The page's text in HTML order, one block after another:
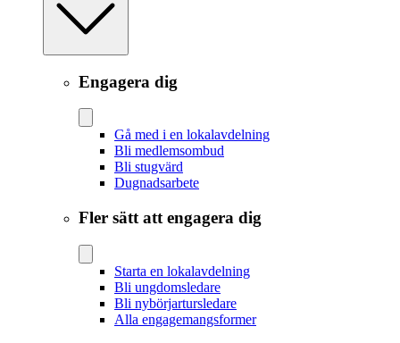
Engagera dig
Gå med i en lokalavdelning
Bli medlemsombud
Bli stugvärd
Dugnadsarbete
Fler sätt att engagera dig
Starta en lokalavdelning
Bli ungdomsledare
Bli nybörjartursledare
Alla engagemangsformer